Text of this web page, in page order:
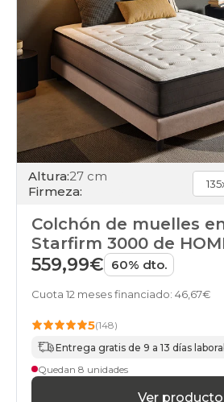
Altura:27 cm
Firmeza:
Colchón de muelles
Starfirm 3000 de
559,99€ 60% dto.
Cuota 12 meses financiado: 46,67€
5(148)
Entrega gratis de 9 a 13 días
Quedan 8 unidades
Ver producto